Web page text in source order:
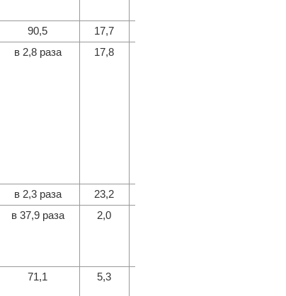
90,5 17,7
в 2,8 раза 17,8
в 2,3 раза 23,2
в 37,9 раза 2,0
71,1 5,3